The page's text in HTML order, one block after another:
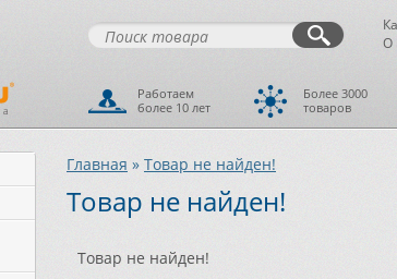
О
Работаем
более 10 лет
Более 3000
товаров
Главная » Товар не найден!
Товар не найден!
Товар не найден!